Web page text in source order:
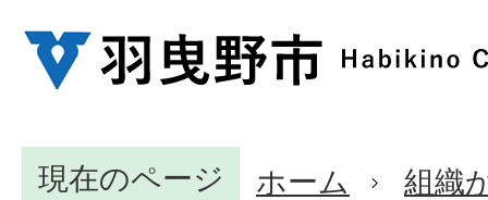
現在のページ ホーム 組織